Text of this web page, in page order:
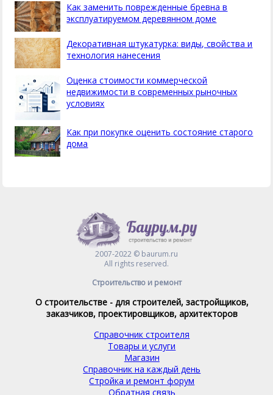
Как заменить поврежденные бревна в
эксплуатируемом деревянном доме
Декоративная штукатурка: виды, свойства и
технология нанесения
Оценка стоимости коммерческой
недвижимости в современных рыночных
условиях
Как при покупке оценить состояние старого
дома
2007-2022 © baurum.ru
All rights reserved.
Строительство и ремонт
О строительстве - для строителей, застройщиков,
заказчиков, проектировщиков, архитекторов
Справочник строителя
Товары и услуги
Магазин
Справочник на каждый день
Стройка и ремонт форум
Обратная связь